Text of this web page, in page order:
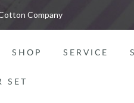
Company
SHOP SERVICE
SET